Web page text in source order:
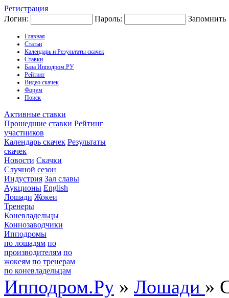
Регистрация
Логин:
Пароль: Запомнить
Главная
Статьи
Календарь и Результаты скачек
Ставки
База Ипподром.РУ
Рейтинг
Видео скачек
Форум
Поиск
Активные ставки
Прошедшие ставки Рейтинг
участников
Календарь скачек Результаты
скачек
Новости Скачки
Случной сезон
Индустрия Зал славы
Аукционы English
Лошади Жокеи
Тренеры
Коневладельцы
Коннозаводчики
Ипподромы
по лошадям по
производителям по
жокеям по тренерам
по коневладельцам
Ипподром.Ру » Лошади »